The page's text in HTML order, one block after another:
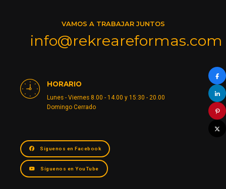
VAMOS A TRABAJAR JUNTOS
info@rekreareformas.com
HORARIO
Lunes - Viernes 8.00 - 14.00 y 15:30 - 20.00
Domingo Cerrado
Síguenos en Facebook
Síguenos en YouTube